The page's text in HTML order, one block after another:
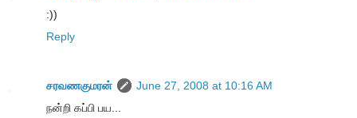
:))
Reply
சரவணகுமரன்
June 27, 2008 at 10:16 AM
நன்றி கப்பி பய...